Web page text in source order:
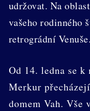
udržovat. Na
vašeho rodinného
retrográdní Venuše.
Od 14. ledna se
Merkur
domem Vah. Vše